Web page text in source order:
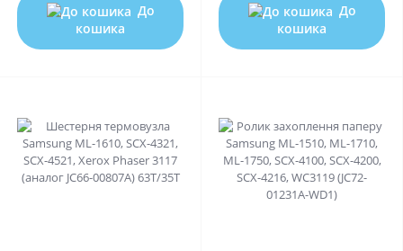
До
кошика
До
кошика